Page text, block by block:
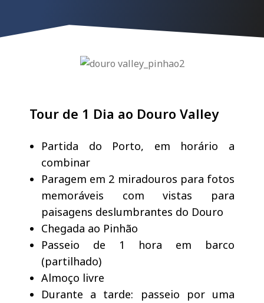
Tour de 1 Dia ao Douro Valley
Partida do Porto, em horário a
combinar
Paragem em 2 miradouros para fotos
memoráveis com vistas para
paisagens deslumbrantes do Douro
Chegada ao Pinhão
Passeio de 1 hora em barco
(partilhado)
Almoço livre
Durante a tarde: passeio por uma